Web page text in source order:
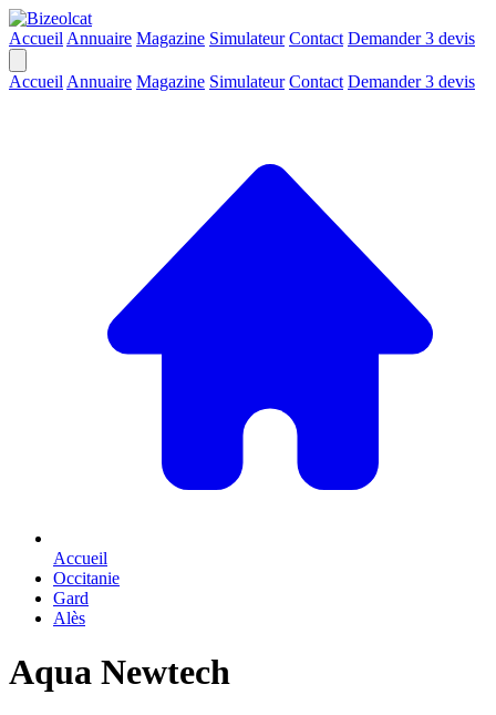
Accueil Annuaire Magazine Simulateur Contact Demander 3 devis
Accueil Annuaire Magazine Simulateur Contact Demander 3 devis
Accueil
Occitanie
Gard
Alès
Aqua Newtech